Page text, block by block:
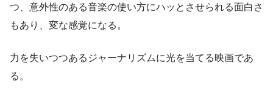
つ、意外性のある音楽の使い方にハッとさせられる面白さ
もあり、変な感覚になる。
力を失いつつあるジャーナリズムに光を当てる映画であ
る。